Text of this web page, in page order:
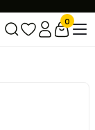
0